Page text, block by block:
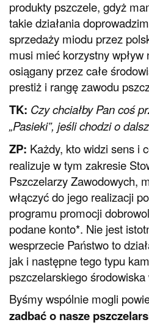
produkty pszczele, gdyż
takie działania
sprzedaży miodu przez
musi mieć korzystny
osiągany przez całe
prestiż i rangę zawodu
TK: Czy chciałby Pan coś
„Pasieki”, jeśli chodzi o
ZP: Każdy, kto widzi sens i
realizuje w tym zakresie
Pszczelarzy Zawodowych,
włączyć do jego realizacji
programu promocji
podane konto*. Nie jest
wesprzecie Państwo to
jak i następne tego typu
pszczelarskiego środowiska
Byśmy wspólnie mogli
zadbać o nasze